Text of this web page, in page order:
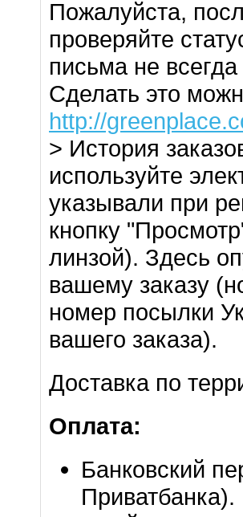
Пожалуйста,
проверяйте
письма не
Сделать это
http://
> История
используйте
указывали при
кнопку
линзой). Здесь
вашему заказу
номер посылки
вашего заказа).
Доставка по
Оплата:
Банковский